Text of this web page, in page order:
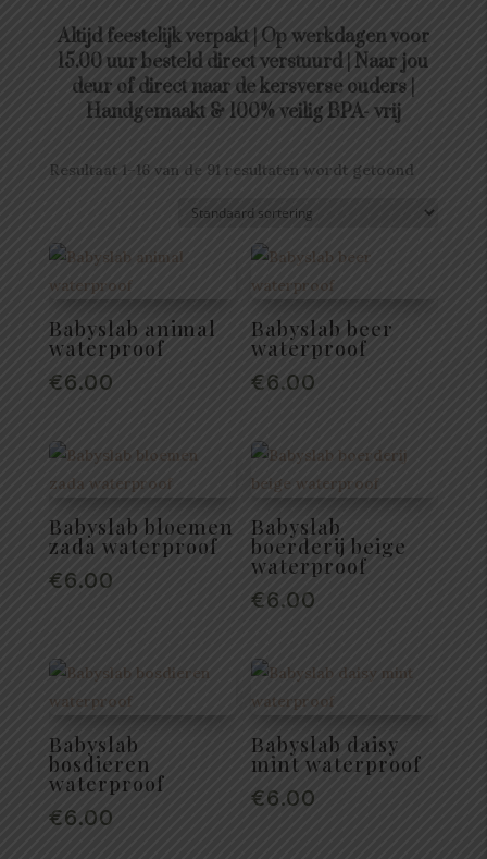
Altijd feestelijk verpakt | Op werkdagen voor
15.00 uur besteld direct verstuurd | Naar jou
deur of direct naar de kersverse ouders |
Handgemaakt & 100% veilig BPA- vrij
Resultaat 1–16 van de 91 resultaten wordt getoond
Babyslab animal
waterproof
€6.00
Babyslab beer
waterproof
€6.00
Babyslab bloemen
zada waterproof
€6.00
Babyslab
boerderij beige
waterproof
€6.00
Babyslab
bosdieren
waterproof
€6.00
Babyslab daisy
mint waterproof
€6.00